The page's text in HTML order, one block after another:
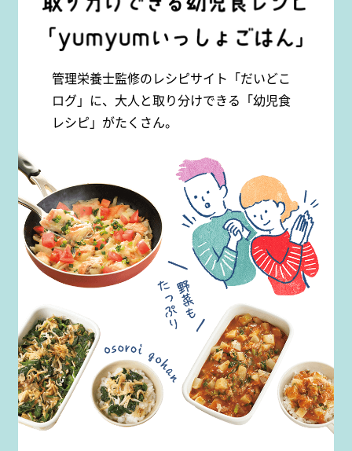
管理栄養士監修のレシピサイト「だいどこ
ログ」に、大人と取り分けできる「幼児食
レシピ」がたくさん。